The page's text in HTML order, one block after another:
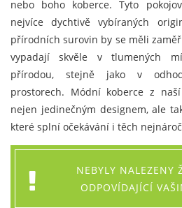
nebo boho koberce. Tyto
nejvíce dychtivě vybíraných
přírodních surovin by se měli
vypadají skvěle v tlumených
přírodou, stejně jako v
prostorech. Módní koberce z
nejen jedinečným designem, ale
které splní očekávání i těch
NEBYLY NALEZENY
ODPOVÍDAJÍCÍ